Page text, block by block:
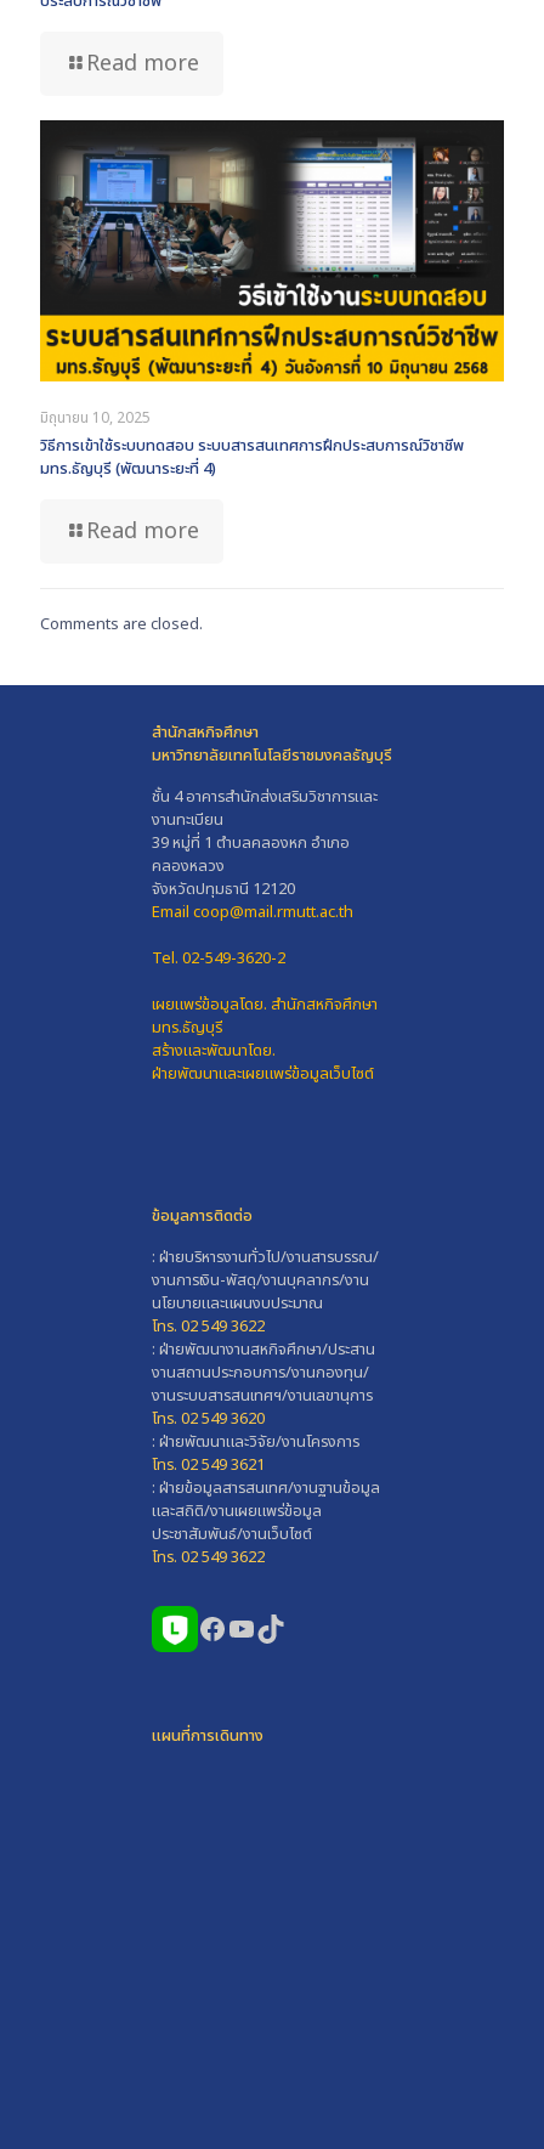
Read more
มิถุนายน 10, 2025
วิธีการเข้าใช้ระบบทดสอบ ระบบสารสนเทศการฝึกประสบการณ์วิชาชีพ
มทร.ธัญบุรี (พัฒนาระยะที่ 4)
Read more
Comments are closed.
สำนักสหกิจศึกษา
มหาวิทยาลัยเทคโนโลยีราชมงคลธัญบุรี
ชั้น 4 อาคารสำนักส่งเสริมวิชาการและ
งานทะเบียน
39 หมู่ที่ 1 ตำบลคลองหก อำเภอ
คลองหลวง
จังหวัดปทุมธานี 12120
Email coop@mail.rmutt.ac.th
Tel. 02-549-3620-2
เผยแพร่ข้อมูลโดย. สำนักสหกิจศึกษา
มทร.ธัญบุรี
สร้างและพัฒนาโดย.
ฝ่ายพัฒนาและเผยแพร่ข้อมูลเว็บไซต์
ข้อมูลการติดต่อ
: ฝ่ายบริหารงานทั่วไป/งานสารบรรณ/
งานการเงิน-พัสดุ/งานบุคลากร/งาน
นโยบายและแผนงบประมาณ
โทร. 02 549 3622
: ฝ่ายพัฒนางานสหกิจศึกษา/ประสาน
งานสถานประกอบการ/งานกองทุน/
งานระบบสารสนเทศฯ/งานเลขานุการ
โทร. 02 549 3620
: ฝ่ายพัฒนาและวิจัย/งานโครงการ
โทร. 02 549 3621
: ฝ่ายข้อมูลสารสนเทศ/งานฐานข้อมูล
และสถิติ/งานเผยแพร่ข้อมูล
ประชาสัมพันธ์/งานเว็บไซต์
โทร. 02 549 3622
Facebook
YouTube
TikTok
แผนที่การเดินทาง